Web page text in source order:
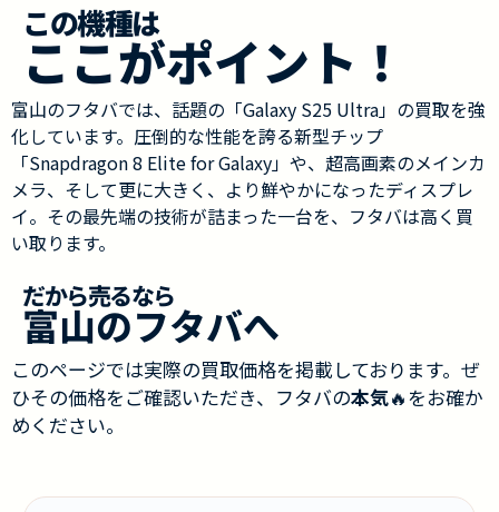
この機種は
ここがポイント！
富山のフタバでは、話題の「Galaxy S25 Ultra」の買取を強
化しています。圧倒的な性能を誇る新型チップ
「Snapdragon 8 Elite for Galaxy」や、超高画素のメインカ
メラ、そして更に大きく、より鮮やかになったディスプレ
イ。その最先端の技術が詰まった一台を、フタバは高く買
い取ります。
だから売るなら
富山のフタバへ
このページでは実際の買取価格を掲載しております。ぜ
ひその価格をご確認いただき、フタバの本気🔥をお確か
めください。